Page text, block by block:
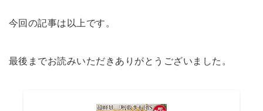
今回の記事は以上です。
最後までお読みいただきありがとうございました。